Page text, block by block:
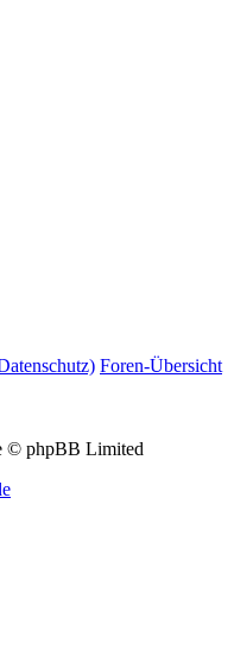
Foren-Übersicht
© phpBB Limited